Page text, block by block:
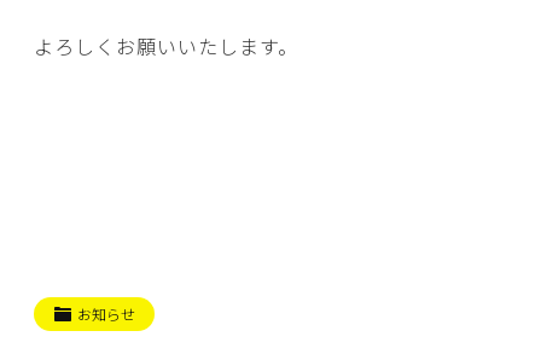
よろしくお願いいたします。
お知らせ